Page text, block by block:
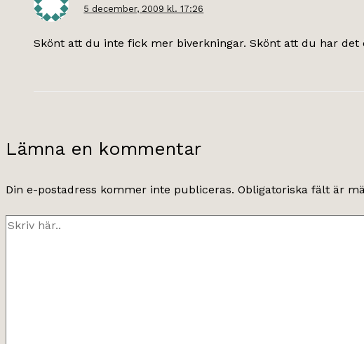
5 december, 2009 kl. 17:26
Skönt att du inte fick mer biverkningar. Skönt att du har
Lämna en kommentar
Din e-postadress kommer inte publiceras. Obligatoriska fält är
Skriv